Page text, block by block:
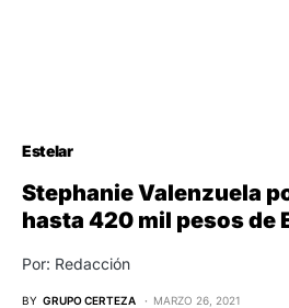
Estelar
Stephanie Valenzuela
hasta 420 mil pesos de
Por: Redacción
BY GRUPO CERTEZA MARZO 26, 2021